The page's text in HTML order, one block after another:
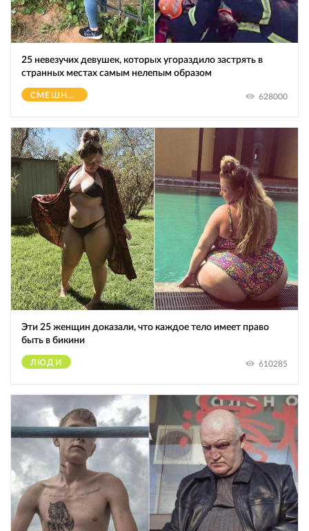
25 невезучих девушек, которых угораздило застрять в
странных местах самым нелепым образом
СМЕШНОЕ 628000
Эти 25 женщин доказали, что каждое тело имеет право
быть в бикини
ЛЮДИ 610285